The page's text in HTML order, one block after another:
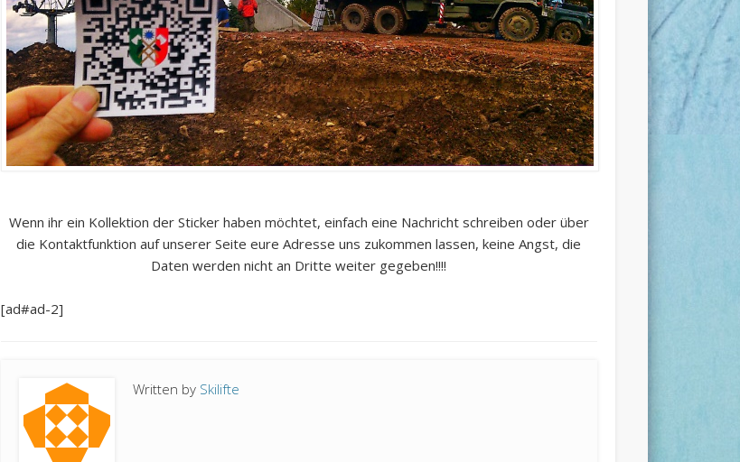
Wenn ihr ein Kollektion der Sticker haben möchtet, einfach eine Nachricht schreiben oder über
die Kontaktfunktion auf unserer Seite eure Adresse uns zukommen lassen, keine Angst, die
Daten werden nicht an Dritte weiter gegeben!!!!
[ad#ad-2]
Written by Skilifte